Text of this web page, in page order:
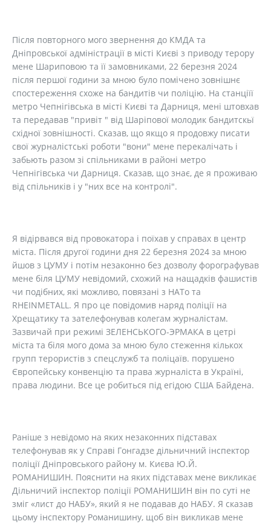
Після повторного мого звернення до КМДА та
Дніпровської адміністрації в місті Києві з приводу терору
мене Шариповою та її замовниками, 22 березня 2024
після першої години за мною було помічено зовнішнє
спостереження схоже на бандитів чи поліцію. На станціїї
метро Чепнігівська в місті Києві та Дарниця, мені штовхав
та передавав "привіт " від Шаріпової молодик бандитскьї
східної зовнішності. Сказав, що якщо я продовжу писати
свої журналістські роботи "вони" мене перекалічать і
забьють разом зі спільниками в районі метро
Чепнігівська чи Дарниця. Сказав, що знає, де я проживаю
від спільників і у "них все на контролі".
Я відірвався від провокатора і поїхав у справах в центр
міста. Після другої години дня 22 березня 2024 за мною
йшов з ЦУМУ і потім незаконно без дозволу форографував
мене біля ЦУМУ невідомий, схожий на нащадків фашистів
чи подібних, які можливо, повязані з НАТо та
RHEINMETALL. Я про це повідомив наряд поліції на
Хрещатику та зателефонував колегам журналістам.
Зазвичай при режимі ЗЕЛЕНСЬКОГО-ЭРМАКА в цетрі
міста та біля мого дома за мною було стеження кількох
групп терористів з спецслужб та поліцаїв. порушено
Європейську конвенцію та права журналіста в Україні,
права людини. Все це робиться під егідою США Байдена.
Раніше з невідомо на яких незаконних підставах
телефонував як у Справі Гонгадзе дільничний інспектор
поліції Дніпровського району м. Києва Ю.Й.
РОМАНИШИН. Пояснити на яких підставах мене викликає
Дільничий інспектор поліції РОМАНИШИН він по суті не
зміг «лист до НАБУ», який я не подавав до НАБУ. Я сказав
цьому інспектору Романишину, щоб він викликав мене